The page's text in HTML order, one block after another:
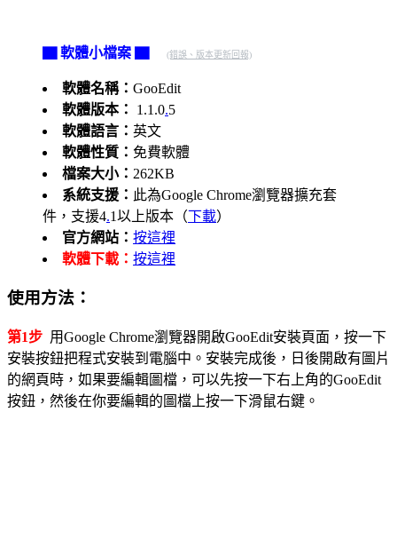
▇ 軟體小檔案 ▇ (錯誤、版本更新回報)
軟體名稱： GooEdit
軟體版本：
1.1.0.5
軟體語言： 英文
軟體性質： 免費軟體
檔案大小： 262KB
系統支援： 此為Google Chrome瀏覽器擴充套
件，支援4.1以上版本（下載）
官方網站： 按這裡
軟體下載： 按這裡
使用方法：
第1步 用Google Chrome瀏覽器開啟GooEdit安裝頁面，按一下
安裝按鈕把程式安裝到電腦中。安裝完成後，日後開啟有圖片
的網頁時，如果要編輯圖檔，可以先按一下右上角的GooEdit
按鈕，然後在你要編輯的圖檔上按一下滑鼠右鍵。